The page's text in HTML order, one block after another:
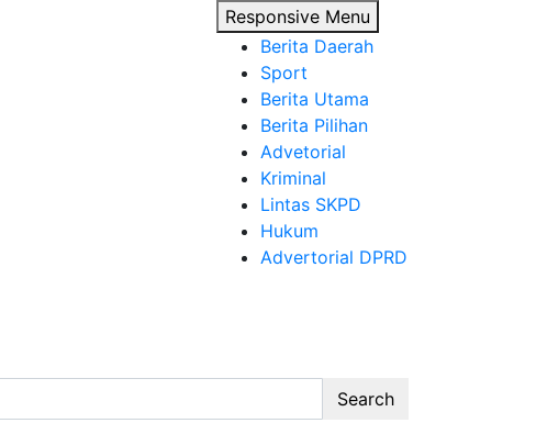
Responsive Menu
Berita Daerah
Sport
Berita Utama
Berita Pilihan
Advetorial
Kriminal
Lintas SKPD
Hukum
Advertorial DPRD
Search